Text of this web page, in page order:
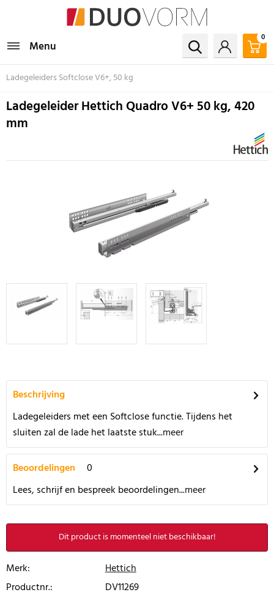
Menu
0
Ladegeleiders Softclose V6+, 50 kg
Ladegeleider Hettich Quadro V6+ 50 kg, 420
mm
Beschrijving
Ladegeleiders met een Softclose functie. Tijdens het
sluiten zal de lade het laatste stuk...meer
Beoordelingen
0
Lees, schrijf en bespreek beoordelingen...meer
Dit product is momenteel niet beschikbaar!
Merk:
Hettich
Productnr.:
DV11269